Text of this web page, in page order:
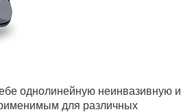
однолинейную неинвазивную и
для различных